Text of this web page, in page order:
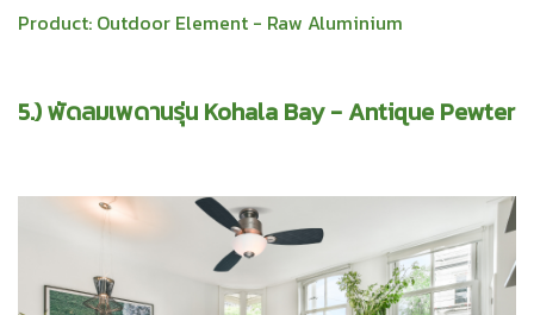
Product: Outdoor Element - Raw Aluminium
5.) พัดลมเพดานรุ่น Kohala Bay - Antique Pewter